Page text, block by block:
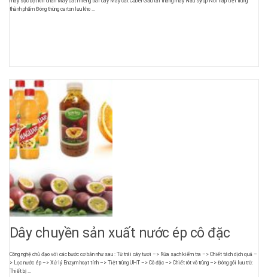
thành phẩm Đóng thùng carton lưu kho ...
Dây chuyền sản xuất nước ép cô đặc
Công nghệ chủ đạo với các bước cơ bản như sau : Từ trái cây tươi –> Rửa sạch kiểm tra –> Chiết tách dịch quả –
> Lọc nước ép –> Xử lý Enzym hoạt tính –> Tiệt trùng UHT –> Cô đặc –> Chiết rót vô trùng –> Đóng gói lưu trữ.
Thiết bị ...